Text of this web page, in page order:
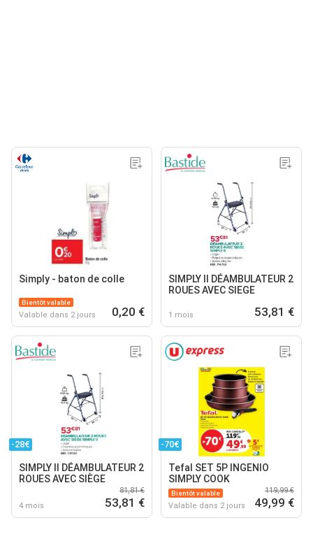
Simply - baton de colle
Bientôt valable
Valable dans 2 jours 0,20 €
SIMPLY II DÉAMBULATEUR 2
ROUES AVEC SIEGE
1 mois 53,81 €
-28€
SIMPLY II DÉAMBULATEUR 2
ROUES AVEC SIÈGE
4 mois
81,81 €
53,81 €
-70€
Tefal SET 5P INGENIO
SIMPLY COOK
Bientôt valable
Valable dans 2 jours
119,99 €
49,99 €